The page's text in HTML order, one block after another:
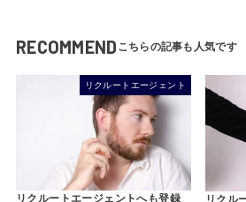
RECOMMEND
リクルートエージェント
リクルートエージェントへも登録
リクル